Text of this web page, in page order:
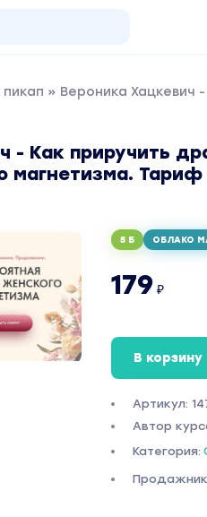
» Вероника Хацкевич
- Как приручить
магнетизма.
5 Б ОБЛАКО
179 ₽
В корзину
Артикул:
Автор
Категория: